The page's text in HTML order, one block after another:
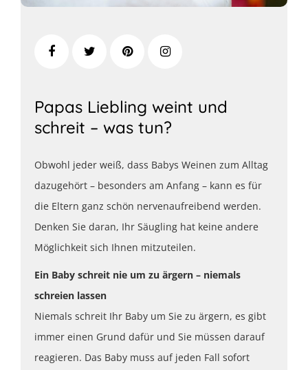
Papas Liebling weint und
schreit – was tun?
Obwohl jeder weiß, dass Babys Weinen zum Alltag
dazugehört – besonders am Anfang – kann es für
die Eltern ganz schön nervenaufreibend werden.
Denken Sie daran, Ihr Säugling hat keine andere
Möglichkeit sich Ihnen mitzuteilen.
Ein Baby schreit nie um zu ärgern – niemals
schreien lassen
Niemals schreit Ihr Baby um Sie zu ärgern, es gibt
immer einen Grund dafür und Sie müssen darauf
reagieren. Das Baby muss auf jeden Fall sofort